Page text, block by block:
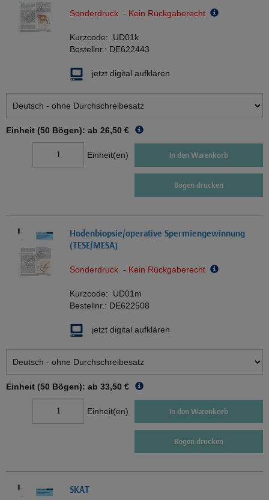
Sonderdruck - Kein Rückgaberecht
Kurzcode: UD01k
Bestellnr.: DE622443
jetzt digital aufklären
Einheit (50 Bögen): ab 26,50 €
Einheit(en) In den Warenkorb
Bogen drucken
Hodenbiopsie/operative Spermiengewinnung
(TESE/MESA)
Sonderdruck - Kein Rückgaberecht
Kurzcode: UD01m
Bestellnr.: DE622508
jetzt digital aufklären
Einheit (50 Bögen): ab 33,50 €
Einheit(en) In den Warenkorb
Bogen drucken
SKAT